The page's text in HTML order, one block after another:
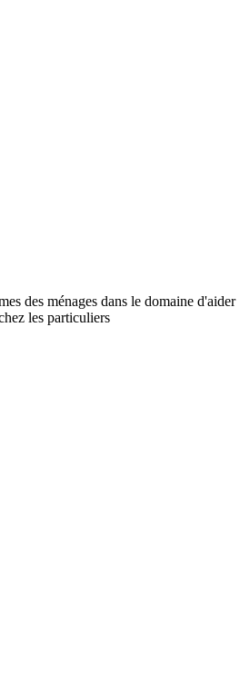
des ménages dans le domaine d'aider
les particuliers